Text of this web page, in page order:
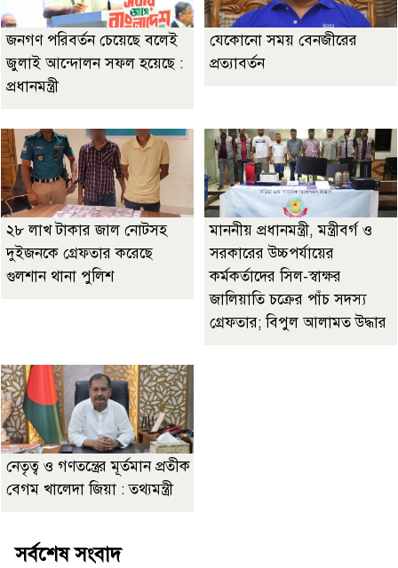
জনগণ পরিবর্তন চেয়েছে বলেই
জুলাই আন্দোলন সফল হয়েছে :
প্রধানমন্ত্রী
যেকোনো সময় বেনজীরের
প্রত্যাবর্তন
২৮ লাখ টাকার জাল নোটসহ
দুইজনকে গ্রেফতার করেছে
গুলশান থানা পুলিশ
মাননীয় প্রধানমন্ত্রী, মন্ত্রীবর্গ ও
সরকারের উচ্চপর্যায়ের
কর্মকর্তাদের সিল-স্বাক্ষর
জালিয়াতি চক্রের পাঁচ সদস্য
গ্রেফতার; বিপুল আলামত উদ্ধার
নেতৃত্ব ও গণতন্ত্রের মূর্তমান প্রতীক
বেগম খালেদা জিয়া : তথ্যমন্ত্রী
সর্বশেষ সংবাদ